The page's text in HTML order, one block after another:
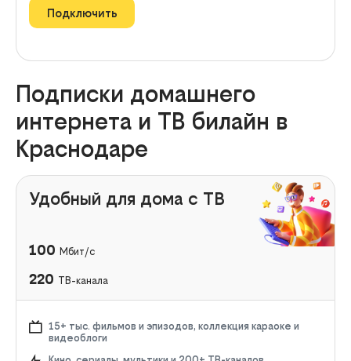
Подключить
Подписки домашнего
интернета и ТВ билайн в
Краснодаре
Удобный для дома с ТВ
100 Мбит/с
220 ТВ-канала
15+ тыс. фильмов и эпизодов, коллекция караоке и
видеоблоги